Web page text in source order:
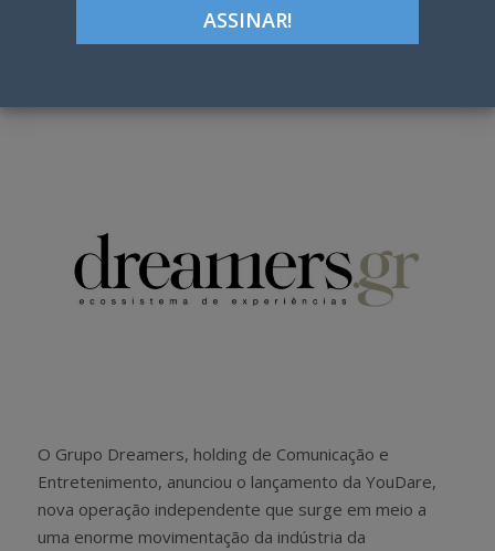
a
e
O Grupo Dreamers, holding de Comunicação e
Entretenimento, anunciou o lançamento da YouDare,
nova operação independente que surge em meio a
uma enorme movimentação da indústria da